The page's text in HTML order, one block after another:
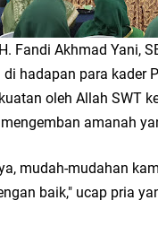
Gresik Perkuat Ekonomi
Launching Komunitas
KH Robbach Ma’sum Gelar
& Kepala DPMPTSP Gresik
Fandi Akhmad Yani,
hadapan para kader
oleh Allah SWT
amanah
mudah-mudahan
baik," ucap pria